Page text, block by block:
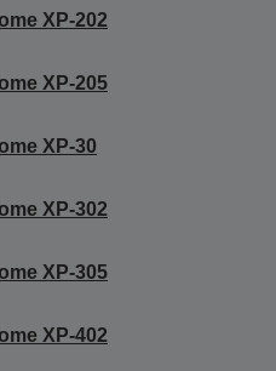
XP-202
XP-205
XP-30
XP-302
XP-305
XP-402